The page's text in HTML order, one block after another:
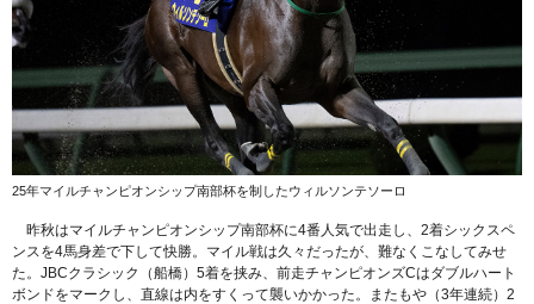
25年マイルチャンピオンシップ南部杯を制したウィルソンテソーロ
昨秋はマイルチャンピオンシップ南部杯に4番人気で出走し、2着シックスペ
ンスを4馬身差で下して快勝。マイル戦は久々だったが、難なくこなしてみせ
た。JBCクラシック（船橋）5着を挟み、前走チャンピオンズCはダブルハート
ボンドをマークし、直線は内をすくって襲いかかった。またもや（3年連続）2